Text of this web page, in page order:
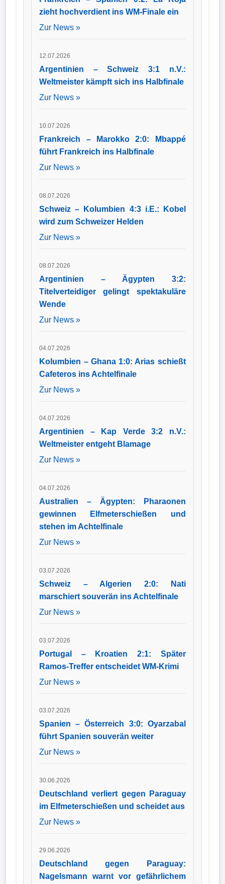
zieht hochverdient ins WM-Finale ein
Zur News »
12.07.2026
Argentinien – Schweiz 3:1 n.V.:
Weltmeister kämpft sich ins Halbfinale
Zur News »
10.07.2026
Frankreich – Marokko 2:0: Mbappé
führt Frankreich ins Halbfinale
Zur News »
08.07.2026
Schweiz – Kolumbien 4:3 i.E.: Kobel
wird zum Schweizer Helden
Zur News »
08.07.2026
Argentinien – Ägypten 3:2:
Titelverteidiger gelingt spektakuläre
Wende
Zur News »
04.07.2026
Kolumbien – Ghana 1:0: Arias schießt
Cafeteros ins Achtelfinale
Zur News »
04.07.2026
Argentinien – Kap Verde 3:2 n.V.:
Weltmeister entgeht Blamage
Zur News »
04.07.2026
Australien – Ägypten: Pharaonen
gewinnen Elfmeterschießen und
stehen im Achtelfinale
Zur News »
03.07.2026
Schweiz – Algerien 2:0: Nati
marschiert souverän ins Achtelfinale
Zur News »
03.07.2026
Portugal – Kroatien 2:1: Später
Ramos-Treffer entscheidet WM-Krimi
Zur News »
03.07.2026
Spanien – Österreich 3:0: Oyarzabal
führt Spanien souverän weiter
Zur News »
30.06.2026
Deutschland verliert gegen Paraguay
im Elfmeterschießen und scheidet aus
Zur News »
29.06.2026
Deutschland gegen Paraguay:
Nagelsmann warnt vor gefährlichem